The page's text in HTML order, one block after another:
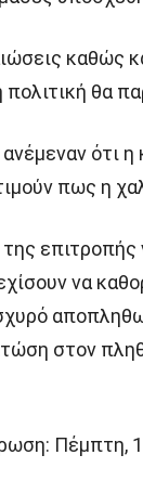
καθώς
θα
ανέμεναν ότι
πως η
επιτροπής
να
στον
Πέμπτη,